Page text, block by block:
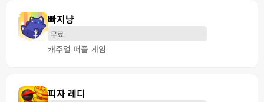
빠지냥
무료
캐주얼 퍼즐 게임
피자 레디